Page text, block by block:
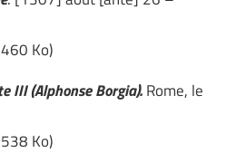
Ko)
III (Alphonse Borgia).Rome, le
Ko)